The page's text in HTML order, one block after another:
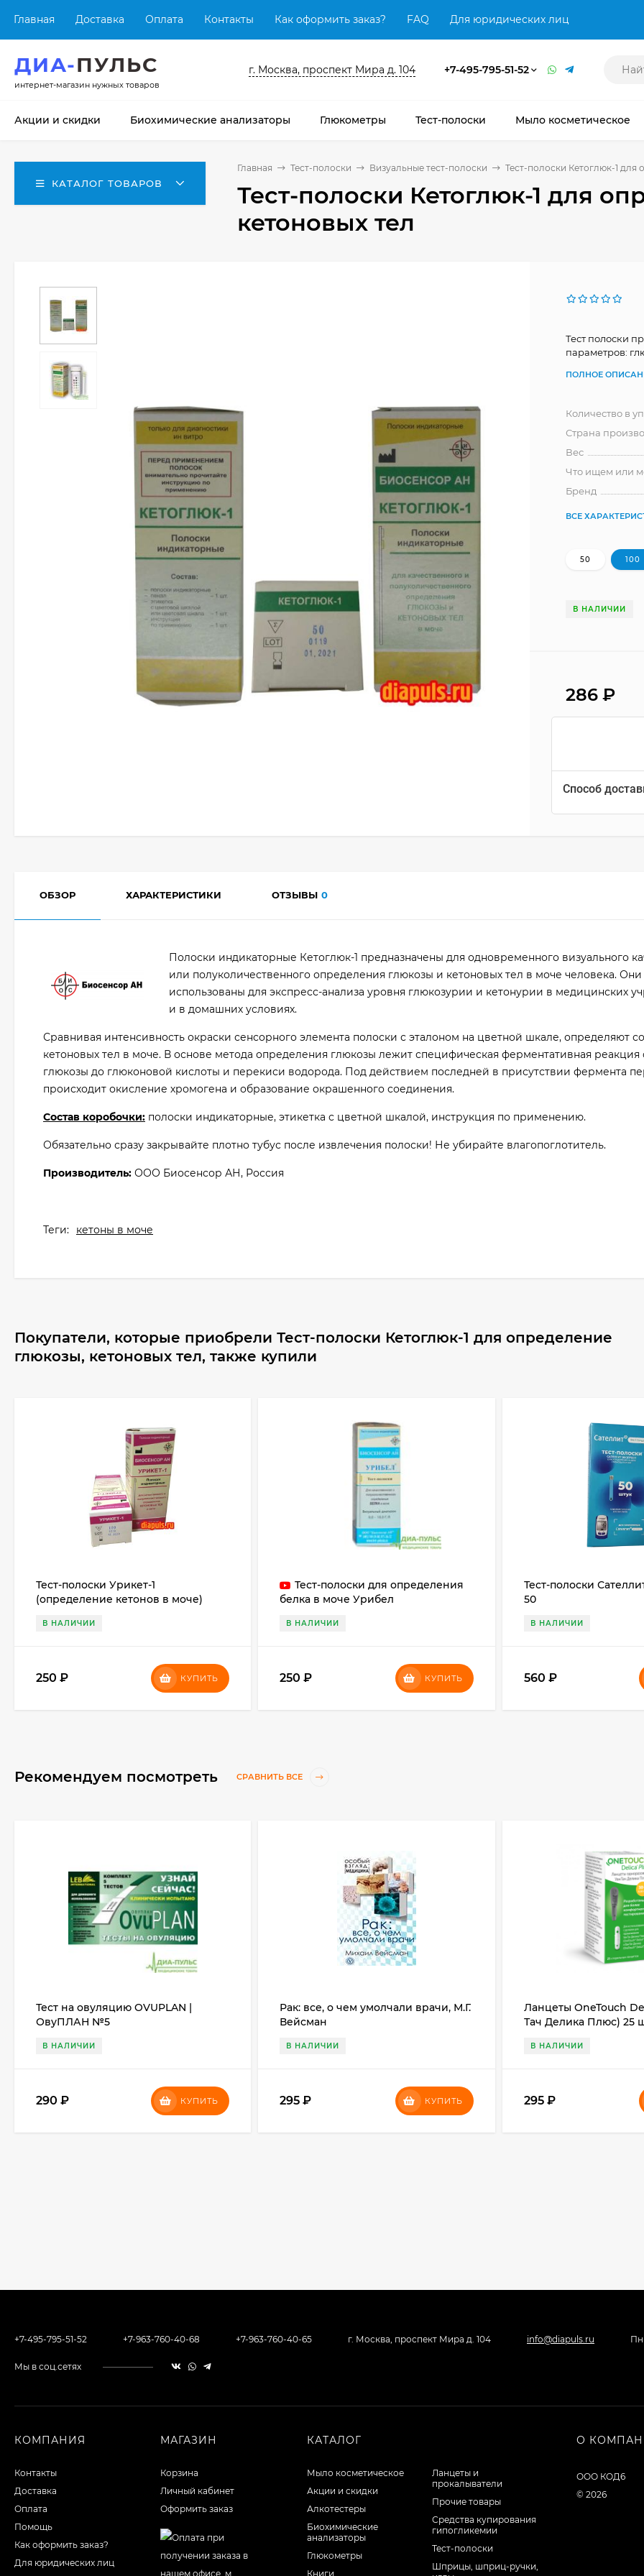
Главная Доставка Оплата Контакты Как оформить заказ? FAQ Для юридических лиц
ДИА-ПУЛЬС
интернет-магазин нужных товаров
г. Москва, проспект Мира д. 104 +7-495-795-51-52
Акции и скидки Биохимические анализаторы Глюкометры Тест-полоски Мыло косметическое
КАТАЛОГ ТОВАРОВ
Главная Тест-полоски Визуальные тест-полоски Тест-полоски Кетоглюк-1 для
Тест-полоски Кетоглюк-1 для
кетоновых тел
Тест полоски
параметров:
ПОЛНОЕ
Количество в
Страна
Вес
Что ищем или
Бренд
ВСЕ
50 100
В НАЛИЧИИ
286 ₽
Способ
ОБЗОР ХАРАКТЕРИСТИКИ ОТЗЫВЫ 0
Полоски индикаторные Кетоглюк-1 предназначены для одновременного визуального
или полуколичественного определения глюкозы и кетоновых тел в моче человека. Они
использованы для экспресс-анализа уровня глюкозурии и кетонурии в медицинских
и в домашних условиях.
Сравнивая интенсивность окраски сенсорного элемента полоски с эталоном на цветной шкале, определяют
кетоновых тел в моче. В основе метода определения глюкозы лежит специфическая ферментативная реакция
глюкозы до глюконовой кислоты и перекиси водорода. Под действием последней в присутствии фермента
происходит окисление хромогена и образование окрашенного соединения.
Состав коробочки: полоски индикаторные, этикетка с цветной шкалой, инструкция по применению.
Обязательно сразу закрывайте плотно тубус после извлечения полоски! Не убирайте влагопоглотитель.
Производитель: ООО Биосенсор АН, Россия
Теги: кетоны в моче
Покупатели, которые приобрели Тест-полоски Кетоглюк-1 для определение
глюкозы, кетоновых тел, также купили
Тест-полоски Урикет-1
(определение кетонов в моче)
В НАЛИЧИИ
250 ₽ КУПИТЬ
Тест-полоски для определения
белка в моче Урибел
В НАЛИЧИИ
250₽ КУПИТЬ
Тест-полоски
50
В НАЛИЧИИ
560 ₽
Рекомендуем посмотреть СРАВНИТЬ ВСЕ
Тест на овуляцию OVUPLAN |
ОвуПЛАН №5
В НАЛИЧИИ
290 ₽ КУПИТЬ
Рак: все, о чем умолчали врачи, М.Г.
Вейсман
В НАЛИЧИИ
295₽ КУПИТЬ
Ланцеты OneTouch
Тач Делика Плюс) 25
В НАЛИЧИИ
295 ₽
+7-495-795-51-52 +7-963-760-40-68 +7-963-760-40-65 г. Москва, проспект Мира д. 104 info@diapuls.ru Пн
Мы в соц.сетях
КОМПАНИЯ
Контакты
Доставка
Оплата
Помощь
Как оформить заказ?
Для юридических лиц
МАГАЗИН
Корзина
Личный кабинет
Оформить заказ
КАТАЛОГ
Мыло косметическое
Акции и скидки
Алкотестеры
Биохимические
анализаторы
Глюкометры
Книги
Ланцеты и
прокалыватели
Прочие товары
Средства купирования
гипогликемии
Тест-полоски
Шприцы, шприц-ручки,
О
ООО КОД6
© 2026